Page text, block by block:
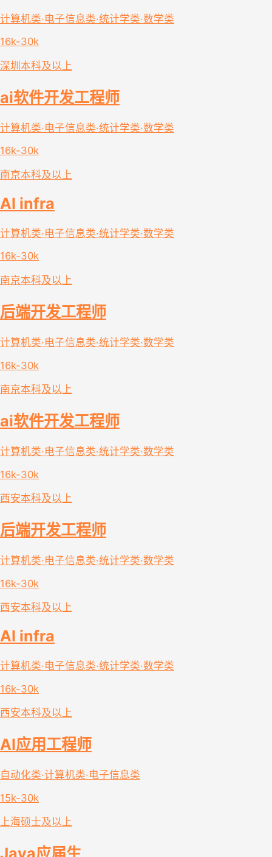
计算机类·电子信息类·统计学类·数学类
16k-30k
深圳 本科及以上
ai软件开发工程师
计算机类·电子信息类·统计学类·数学类
16k-30k
南京本科及以上
AI infra
计算机类·电子信息类·统计学类·数学类
16k-30k
南京本科及以上
后端开发工程师
计算机类·电子信息类·统计学类·数学类
16k-30k
南京本科及以上
ai软件开发工程师
计算机类·电子信息类·统计学类·数学类
16k-30k
西安本科及以上
后端开发工程师
计算机类·电子信息类·统计学类·数学类
16k-30k
西安本科及以上
AI infra
计算机类·电子信息类·统计学类·数学类
16k-30k
西安本科及以上
AI应用工程师
自动化类·计算机类·电子信息类
15k-30k
上海硕士及以上